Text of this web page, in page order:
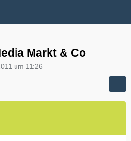
Markt & Co
um 11:26